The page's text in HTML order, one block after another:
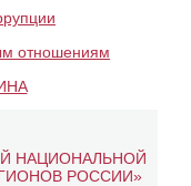
НАЦИОНАЛЬНОЙ
РОССИИ»